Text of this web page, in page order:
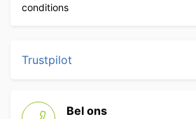
conditions
Trustpilot
Bel ons